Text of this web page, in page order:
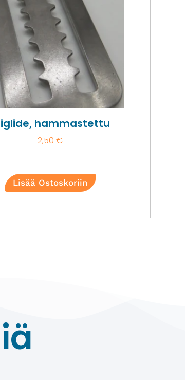
hammastettu
2,50€
Lisää Ostoskoriin